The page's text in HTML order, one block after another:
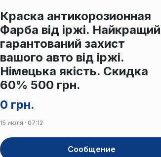
0 грн.
Краска антикорозионная
Фарба від іржі. Найкращий
гарантований захист
вашого авто від іржі.
Німецька якість. Скидка
60% 500 грн.
15 июля · 07:12
Сообщение